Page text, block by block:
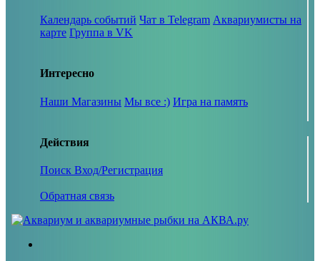
Календарь событий Чат в Telegram Аквариумисты на
карте Группа в VK
Интересно
Наши Магазины Мы все :) Игра на память
Действия
Поиск Вход/Регистрация
Обратная связь